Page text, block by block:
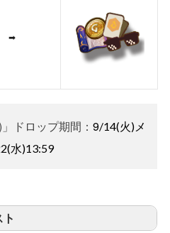
➡
ドロップ期間： 9/14(火)メ
水)13:59